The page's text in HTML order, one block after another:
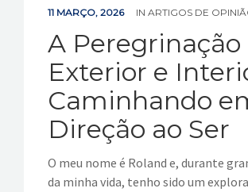
11 MARÇO, 2026 IN ARTIGOS DE
A Peregrinação
Exterior e
Caminhando
Direção ao Ser
O meu nome é Roland e, durante
da minha vida, tenho sido um